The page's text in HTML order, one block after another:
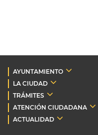
AYUNTAMIENTO
LA CIUDAD
TRÁMITES
ATENCIÓN CIUDADANA
ACTUALIDAD